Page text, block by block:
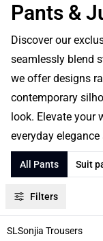
Pants &
Discover our
seamlessly blend
we offer designs
contemporary
look. Elevate your
everyday
All Pants Suit
Filters
SLSonjia Trousers